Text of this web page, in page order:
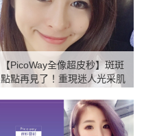
【PicoWay全像超皮秒】斑斑
點點再見了！重現迷人光采肌